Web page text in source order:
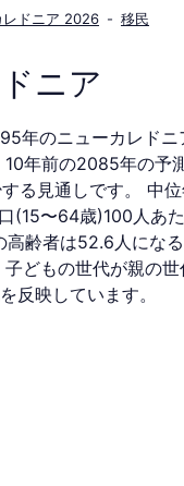
レドニア 2026 - 移民
ニア
年のニューカレドニ
年前の2085年の予
る見通しです。 中
(15〜64歳)100人あた
齢者は52.6人にな
どもの世代が親の世
反映しています。